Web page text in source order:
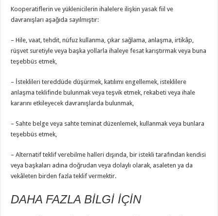
Kooperatiflerin ve yüklenicilerin ihalelere ilişkin yasak fiil ve
davranışları aşağıda sayılmıştır:
– Hile, vaat, tehdit, nüfuz kullanma, çıkar sağlama, anlaşma, irtikâp,
rüşvet suretiyle veya başka yollarla ihaleye fesat karıştırmak veya buna
teşebbüs etmek,
– İsteklileri tereddüde düşürmek, katılımı engellemek, isteklilere
anlaşma teklifinde bulunmak veya teşvik etmek, rekabeti veya ihale
kararını etkileyecek davranışlarda bulunmak,
– Sahte belge veya sahte teminat düzenlemek, kullanmak veya bunlara
teşebbüs etmek,
– Alternatif teklif verebilme halleri dışında, bir istekli tarafından kendisi
veya başkaları adına doğrudan veya dolaylı olarak, asaleten ya da
vekâleten birden fazla teklif vermektir.
DAHA FAZLA BİLGİ İÇİN